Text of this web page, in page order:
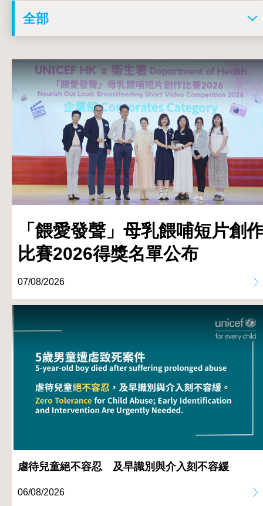
「餵愛發聲」母乳餵哺短片創
比賽2026得獎名單公布
07/08/2026
虐待兒童絕不容忍 及早識別與介入刻不容緩
06/08/2026